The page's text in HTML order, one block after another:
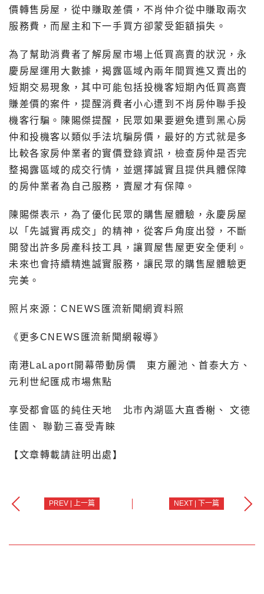
價轉售房屋，從中賺取差價，不肖仲介從中賺取兩次
服務費，而屋主和下一手買方卻蒙受鉅額損失。
為了幫助消費者了解房屋市場上低買高賣的狀況，永
慶房屋運用大數據，揭露區域內兩年間買進又賣出的
短期交易現象，其中可能包括投機客短期內低買高賣
賺差價的案件，提醒消費者小心遭到不肖房仲聯手投
機客行騙。陳賜傑提醒，民眾如果要避免遭到黑心房
仲和投機客以類似手法坑騙房價，最好的方式就是多
比較各家房仲業者的實價登錄資訊，檢查房仲是否完
整揭露區域的成交行情，並選擇誠實且提供具體保障
的房仲業者為自己服務，賣屋才有保障。
陳賜傑表示，為了優化民眾的購售屋體驗，永慶房屋
以「先誠實再成交」的精神，從客戶角度出發，不斷
開發出許多房產科技工具，讓買屋售屋更安全便利。
未來也會持續精進誠實服務，讓民眾的購售屋體驗更
完美。
照片來源：CNEWS匯流新聞網資料照
《更多CNEWS匯流新聞網報導》
南港LaLaport開幕帶動房價 東方麗池、首泰大方、
元利世紀匯成市場焦點
享受都會區的純住天地 北市內湖區大直香榭、 文德
佳園、 聯勤三喜受青睞
【文章轉載請註明出處】
PREV | 上一篇 NEXT | 下一篇